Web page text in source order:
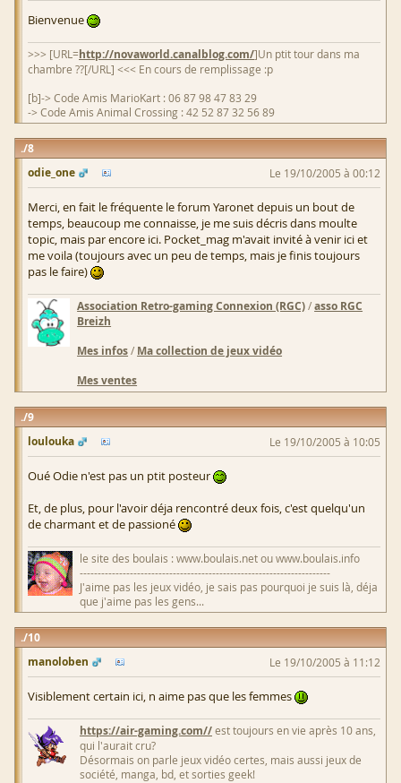
Bienvenue
>>> [URL=http://novaworld.canalblog.com/]Un ptit tour dans ma
chambre ??[/URL] <<< En cours de remplissage :p
[b]-> Code Amis MarioKart : 06 87 98 47 83 29
-> Code Amis Animal Crossing : 42 52 87 32 56 89
8
odie_one
Le 19/10/2005 à 00:12
Merci, en fait le fréquente le forum Yaronet depuis un bout de
temps, beaucoup me connaisse, je me suis décris dans moulte
topic, mais par encore ici. Pocket_mag m'avait invité à venir ici et
me voila (toujours avec un peu de temps, mais je finis toujours
pas le faire)
Association Retro-gaming Connexion (RGC)/asso RGC
Breizh
Mes infos/ Ma collection de jeux vidéo
Mes ventes
9
loulouka
Le 19/10/2005 à 10:05
Oué Odie n'est pas un ptit posteur
Et, de plus, pour l'avoir déja rencontré deux fois, c'est quelqu'un
de charmant et de passioné
le site des boulais : www.boulais.net ou www.boulais.info
----------------------------------------------------------------------
J'aime pas les jeux vidéo, je sais pas pourquoi je suis là, déja
que j'aime pas les gens...
10
manoloben
Le 19/10/2005 à 11:12
Visiblement certain ici, n aime pas que les femmes
https://air-gaming.com//est toujours en vie après 10 ans,
qui l'aurait cru?
Désormais on parle jeux vidéo certes, mais aussi jeux de
société, manga, bd, et sorties geek!